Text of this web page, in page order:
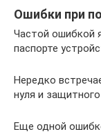
Ошибки при
Частой ошибкой
паспорте
Нередко
нуля и
Еще одной